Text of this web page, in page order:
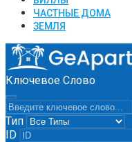
ЧАСТНЫЕ ДОМА
ЗЕМЛЯ
Ключевое Слово
Тип
ID